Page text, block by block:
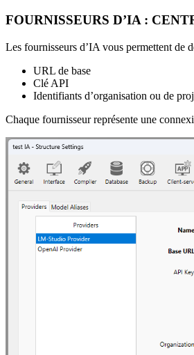
FOURNISSEURS D’IA :
Les fournisseurs d’IA vous permettent de
URL de base
Clé API
Identifiants d’organisation ou de
Chaque fournisseur représente une